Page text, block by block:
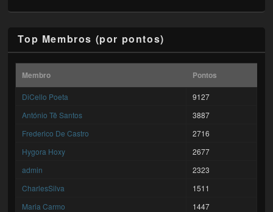
Top Membros (por pontos)
Membro Pontos
DiCello Poeta
9127
António Tê Santos
3887
Frederico De Castro
2716
Hygora Hoxy
2677
admin
2323
CharlesSilva
1511
Maria Carmo
1447